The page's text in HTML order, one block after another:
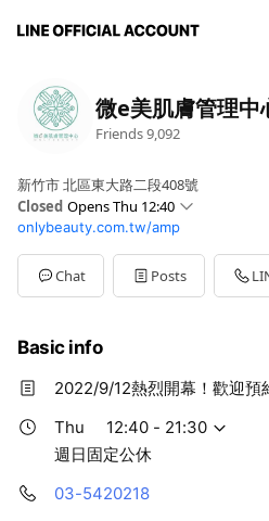
微e美肌膚管理中
Friends9,092
新竹市 北區東大路二段408號
Closed Opens Thu 12:40
SunClosed
Mon12:40 - 21:30
Tue12:40 - 21:30
Wed12:40 - 21:30
Sat12:40 - 21:30
週日固定公休
onlybeauty.com.tw/amp
Chat Posts
Basic info
2022/9/12熱烈開幕！歡迎預
Thu
12:40 - 21:30
週日固定公休
03-5420218